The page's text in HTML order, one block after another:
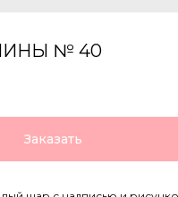
№ 40
Заказать